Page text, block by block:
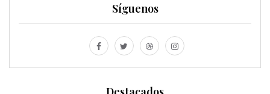
Síguenos